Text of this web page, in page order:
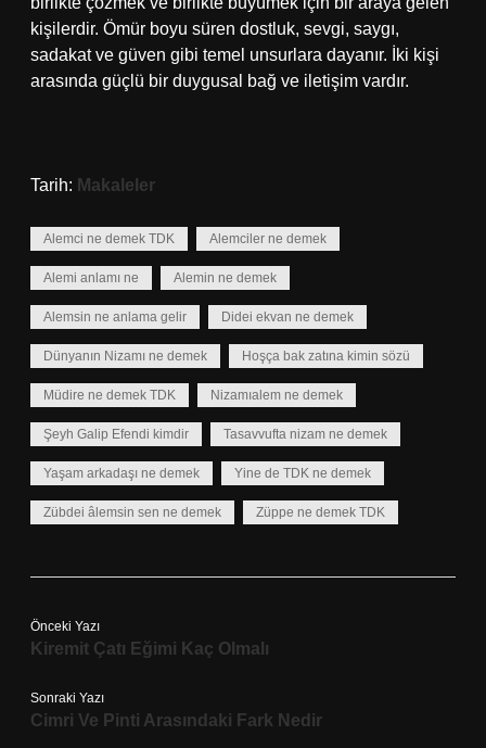
kişilerdir. Ömür boyu süren dostluk, sevgi, saygı,
sadakat ve güven gibi temel unsurlara dayanır. İki kişi
arasında güçlü bir duygusal bağ ve iletişim vardır.
Tarih: Makaleler
Alemci ne demek TDK Alemciler ne demek
Alemi anlamı ne Alemin ne demek
Alemsin ne anlama gelir Didei ekvan ne demek
Dünyanın Nizamı ne demek Hoşça bak zatına kimin sözü
Müdire ne demek TDK Nizamıalem ne demek
Şeyh Galip Efendi kimdir Tasavvufta nizam ne demek
Yaşam arkadaşı ne demek Yine de TDK ne demek
Zübdei âlemsin sen ne demek Züppe ne demek TDK
Önceki Yazı
Kiremit Çatı Eğimi Kaç Olmalı
Sonraki Yazı
Cimri Ve Pinti Arasındaki Fark Nedir